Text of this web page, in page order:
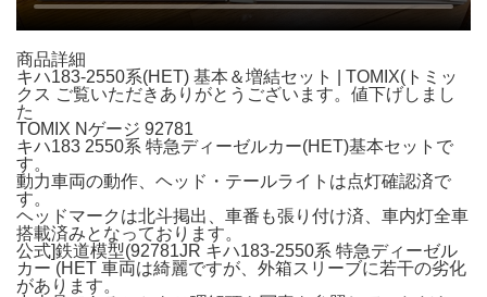
商品詳細
キハ183-2550系(HET) 基本＆増結セット | TOMIX(トミッ
クス ご覧いただきありがとうございます。値下げしまし
た️
TOMIX Nゲージ 92781
キハ183 2550系 特急ディーゼルカー(HET)基本セットで
す。
動力車両の動作、ヘッド・テールライトは点灯確認済で
す。
ヘッドマークは北斗掲出、車番も張り付け済、車内灯全車
搭載済みとなっております。
公式]鉄道模型(92781JR キハ183-2550系 特急ディーゼル
カー (HET 車両は綺麗ですが、外箱スリーブに若干の劣化
があります。